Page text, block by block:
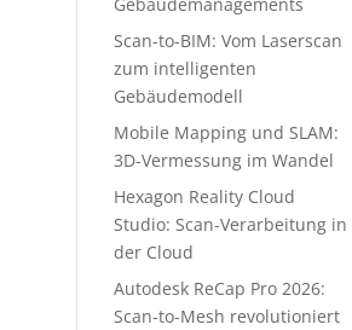
Scan-to-BIM: Vom Laserscan
zum intelligenten
Gebäudemodell
Mobile Mapping und SLAM:
3D-Vermessung im Wandel
Hexagon Reality Cloud
Studio: Scan-Verarbeitung in
der Cloud
Autodesk ReCap Pro 2026:
Scan-to-Mesh revolutioniert